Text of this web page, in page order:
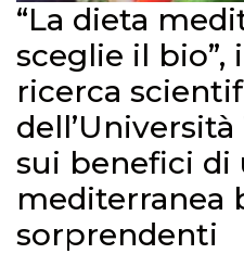
“La dieta
sceglie il bio”,
ricerca
sui benefici di
mediterranea
sorprendenti